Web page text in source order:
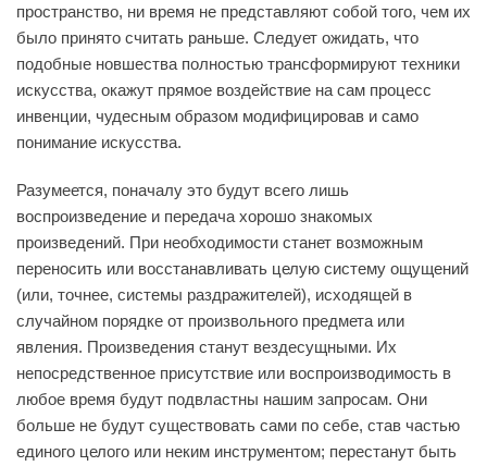
пространство, ни время не представляют собой того, чем их
было принято считать раньше. Следует ожидать, что
подобные новшества полностью трансформируют техники
искусства, окажут прямое воздействие на сам процесс
инвенции, чудесным образом модифицировав и само
понимание искусства.
Разумеется, поначалу это будут всего лишь
воспроизведение и передача хорошо знакомых
произведений. При необходимости станет возможным
переносить или восстанавливать целую систему ощущений
(или, точнее, системы раздражителей), исходящей в
случайном порядке от произвольного предмета или
явления. Произведения станут вездесущными. Их
непосредственное присутствие или воспроизводимость в
любое время будут подвластны нашим запросам. Они
больше не будут существовать сами по себе, став частью
единого целого или неким инструментом; перестанут быть